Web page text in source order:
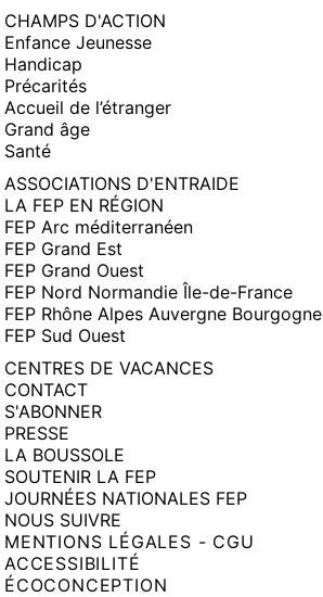
CHAMPS D'ACTION
Enfance Jeunesse
Handicap
Précarités
Accueil de l’étranger
Grand âge
Santé
ASSOCIATIONS D'ENTRAIDE
LA FEP EN RÉGION
FEP Arc méditerranéen
FEP Grand Est
FEP Grand Ouest
FEP Nord Normandie Île-de-France
FEP Rhône Alpes Auvergne Bourgogne
FEP Sud Ouest
CENTRES DE VACANCES
CONTACT
S'ABONNER
PRESSE
LA BOUSSOLE
SOUTENIR LA FEP
JOURNÉES NATIONALES FEP
NOUS SUIVRE
MENTIONS LÉGALES - CGU
ACCESSIBILITÉ
ÉCOCONCEPTION